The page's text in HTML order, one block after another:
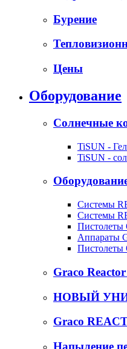
Бурение
Цены
Оборудование
Солнечные
TiSUN -
TiSUN -
Системы
Системы
Пистолеты
Аппараты
Пистолеты
Graco
НОВЫЙ
Graco
Напыление